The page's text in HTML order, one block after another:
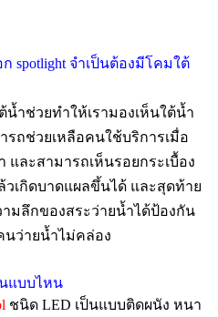
spotlight จำเป็นต้องมีโคมใต้
น้ำช่วยทำให้เรามองเห็นใต้น้ำ
รถช่วยเหลือคนใช้บริการเมื่อ
และสามารถเห็นรอยกระเบื้อง
เกิดบาดแผลขึ้นได้ และสุดท้าย
มลึกของสระว่ายน้ำได้ป้องกัน
ว่ายน้ำไม่คล่อง
แบบไหน
ชนิด LED เป็นแบบติดผนัง หนา